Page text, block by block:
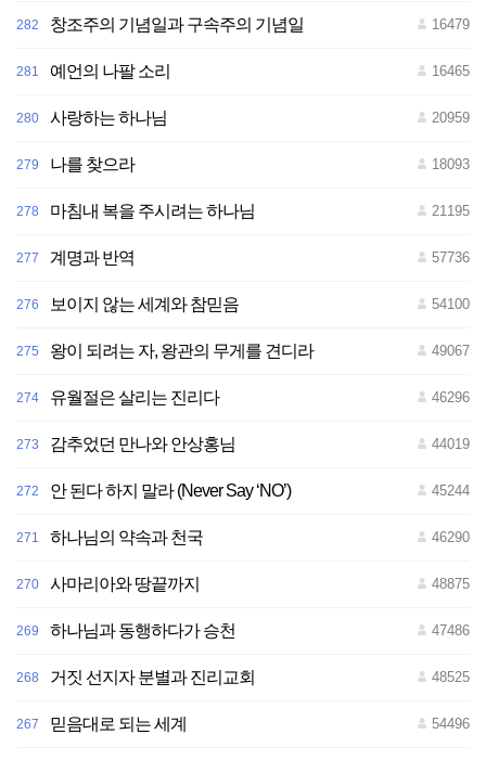
282 창조주의 기념일과 구속주의 기념일 16479
281 예언의 나팔 소리 16465
280 사랑하는 하나님 20959
279 나를 찾으라 18093
278 마침내 복을 주시려는 하나님 21195
277 계명과 반역 57736
276 보이지 않는 세계와 참믿음 54100
275 왕이 되려는 자, 왕관의 무게를 견디라 49067
274 유월절은 살리는 진리다 46296
273 감추었던 만나와 안상홍님 44019
272 안 된다 하지 말라 (Never Say ‘NO’) 45244
271 하나님의 약속과 천국 46290
270 사마리아와 땅끝까지 48875
269 하나님과 동행하다가 승천 47486
268 거짓 선지자 분별과 진리교회 48525
267 믿음대로 되는 세계 54496